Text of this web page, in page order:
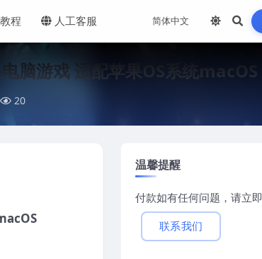
教程 人工客服
脑游戏 适配苹果OS系统macOS
20
温馨提醒
付款如有任何问题，请立即
联系我们